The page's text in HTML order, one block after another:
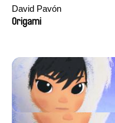
David Pavón
Origami